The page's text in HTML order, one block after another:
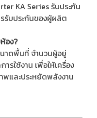
KA Series รับประกัน
รับประกันของผู้ผลิต
อง?
าดพื้นที่ จำนวนผู้อยู่
รใช้งาน เพื่อให้เครื่อง
พและประหยัดพลังงาน